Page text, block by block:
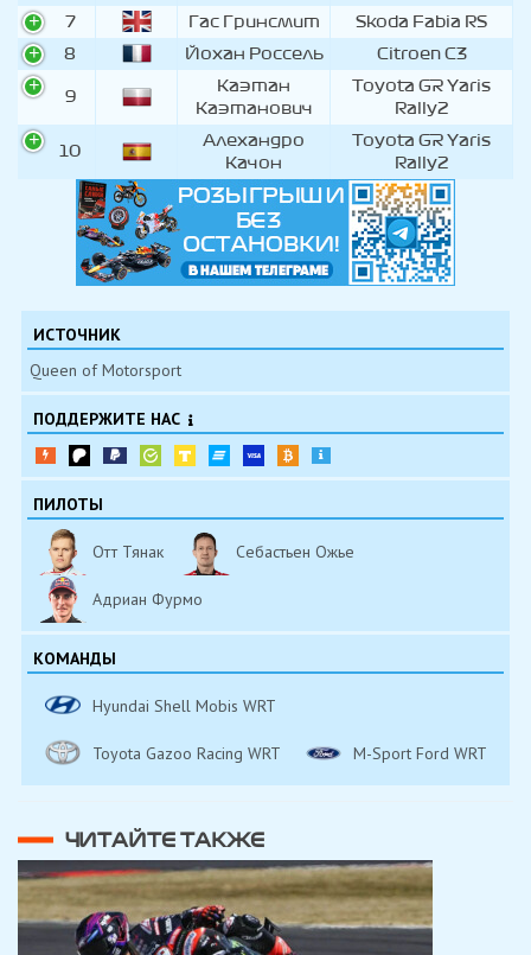
7 Гас Гринсмит Skoda Fabia RS
8 Йохан Россель Citroen C3
9
Каэтан
Каэтанович
Toyota GR Yaris
Rally2
10
Алехандро
Качон
Toyota GR Yaris
Rally2
ИСТОЧНИК
Queen of Motorsport
ПОДДЕРЖИТЕ НАС
ПИЛОТЫ
Отт Тянак Себастьен Ожье
Адриан Фурмо
КОМАНДЫ
Hyundai Shell Mobis WRT
Toyota Gazoo Racing WRT M-Sport Ford WRT
ЧИТАЙТЕ ТАКЖЕ